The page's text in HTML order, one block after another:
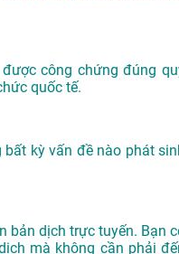
công chứng đúng
quốc tế.
kỳ vấn đề nào phát
bản dịch trực tuyến. Bạn
mà không cần phải